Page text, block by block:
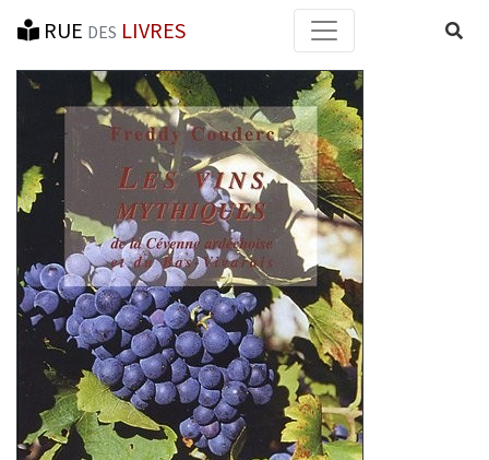
RUE DES LIVRES